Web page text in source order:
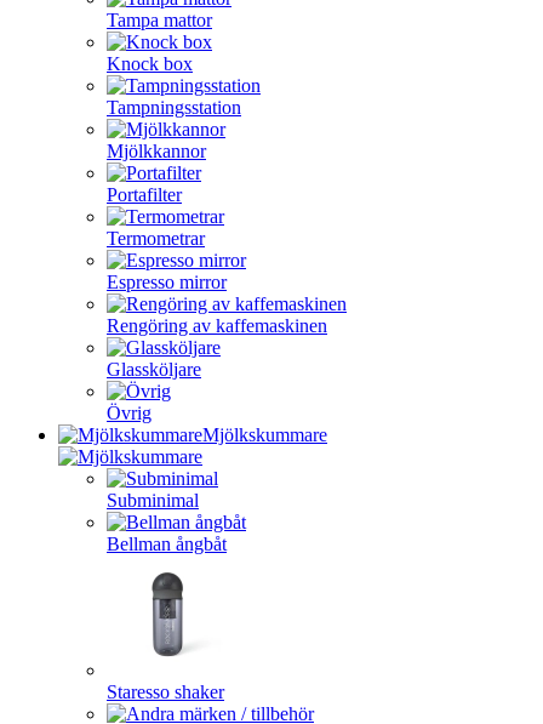
Tampa mattor
Knock box
Tampningsstation
Mjölkkannor
Portafilter
Termometrar
Espresso mirror
Rengöring av kaffemaskinen
Glassköljare
Övrig
Mjölkskummare
Subminimal
Bellman ångbåt
Staresso shaker